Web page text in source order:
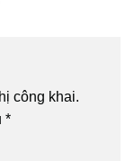
công khai.
*